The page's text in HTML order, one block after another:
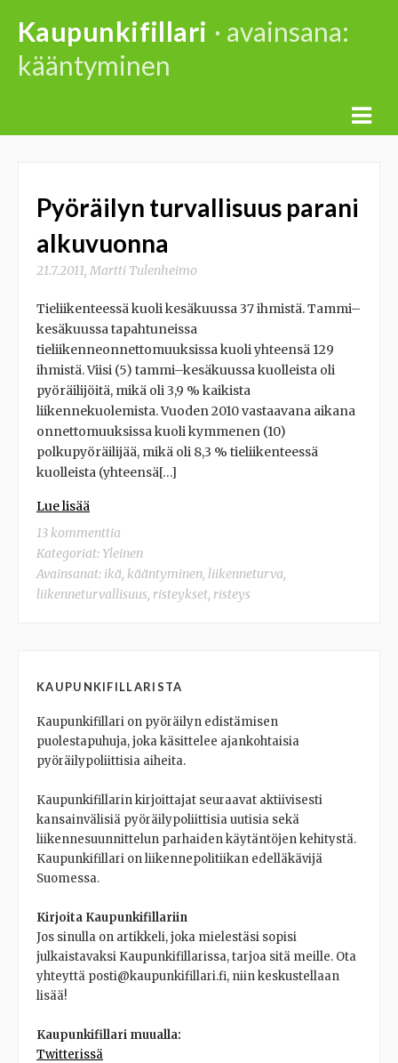
content
Kaupunkifillari · avainsana:
kääntyminen
Pyöräilyn turvallisuus parani
alkuvuonna
21.7.2011, Martti Tulenheimo
Tieliikenteessä kuoli kesäkuussa 37 ihmistä. Tammi–
kesäkuussa tapahtuneissa
tieliikenneonnettomuuksissa kuoli yhteensä 129
ihmistä. Viisi (5) tammi–kesäkuussa kuolleista oli
pyöräilijöitä, mikä oli 3,9 % kaikista
liikennekuolemista. Vuoden 2010 vastaavana aikana
onnettomuuksissa kuoli kymmenen (10)
polkupyöräilijää, mikä oli 8,3 % tieliikenteessä
kuolleista (yhteensä[…]
Lue lisää
13 kommenttia
Kategoriat: Yleinen
Avainsanat: ikä, kääntyminen, liikenneturva,
liikenneturvallisuus, risteykset, risteys
KAUPUNKIFILLARISTA
Kaupunkifillari on pyöräilyn edistämisen
puolestapuhuja, joka käsittelee ajankohtaisia
pyöräilypoliittisia aiheita.
Kaupunkifillarin kirjoittajat seuraavat aktiivisesti
kansainvälisiä pyöräilypoliittisia uutisia sekä
liikennesuunnittelun parhaiden käytäntöjen kehitystä.
Kaupunkifillari on liikennepolitiikan edelläkävijä
Suomessa.
Kirjoita Kaupunkifillariin
Jos sinulla on artikkeli, joka mielestäsi sopisi
julkaistavaksi Kaupunkifillarissa, tarjoa sitä meille. Ota
yhteyttä posti@kaupunkifillari.fi, niin keskustellaan
lisää!
Kaupunkifillari muualla:
Twitterissä